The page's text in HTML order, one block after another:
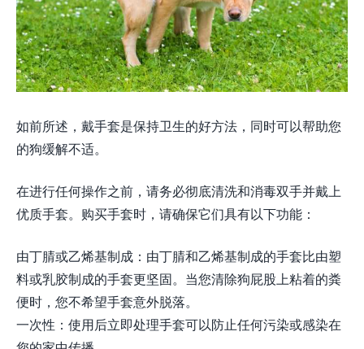
如前所述，戴手套是保持卫生的好方法，同时可以帮助您
的狗缓解不适。
在进行任何操作之前，请务必彻底清洗和消毒双手并戴上
优质手套。购买手套时，请确保它们具有以下功能：
由丁腈或乙烯基制成：由丁腈和乙烯基制成的手套比由塑
料或乳胶制成的手套更坚固。当您清除狗屁股上粘着的粪
便时，您不希望手套意外脱落。
一次性：使用后立即处理手套可以防止任何污染或感染在